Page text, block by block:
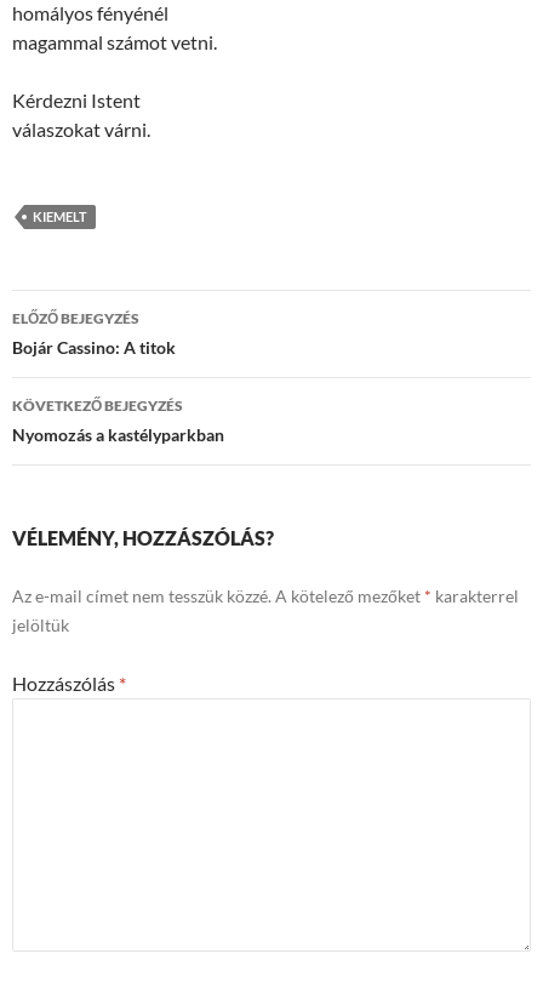
homályos fényénél
magammal számot vetni.
Kérdezni Istent
válaszokat várni.
KIEMELT
Bejegyzések
navigációja
ELŐZŐ BEJEGYZÉS
Bojár Cassino: A titok
KÖVETKEZŐ BEJEGYZÉS
Nyomozás a kastélyparkban
VÉLEMÉNY, HOZZÁSZÓLÁS?
Az e-mail címet nem tesszük közzé. A kötelező mezőket * karakterrel
jelöltük
Hozzászólás *